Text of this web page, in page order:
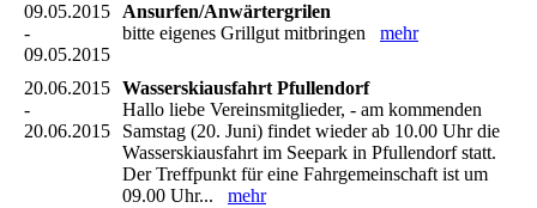
09.05.2015
-
09.05.2015
Ansurfen/Anwärtergrilen
bitte eigenes Grillgut mitbringen mehr
20.06.2015
-
20.06.2015
Wasserskiausfahrt Pfullendorf
Hallo liebe Vereinsmitglieder, - am kommenden
Samstag (20. Juni) findet wieder ab 10.00 Uhr die
Wasserskiausfahrt im Seepark in Pfullendorf statt.
Der Treffpunkt für eine Fahrgemeinschaft ist um
09.00 Uhr... mehr